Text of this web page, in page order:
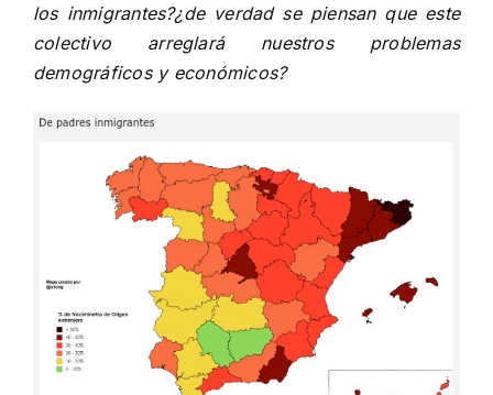
los inmigrantes?¿de verdad se piensan que este
colectivo arreglará nuestros problemas
demográficos y económicos?